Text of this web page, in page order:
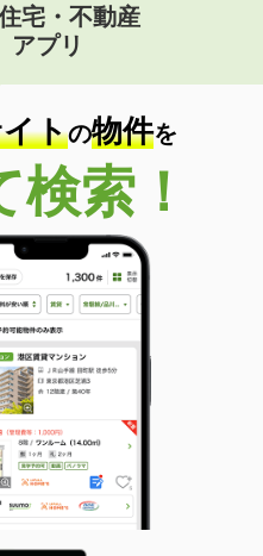
宅・不動産
アプリ
トの物件を
検索！